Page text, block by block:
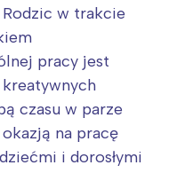
Rodzic w trakcie
pracy jest
czasu w parze
na pracę
i dorosłymi